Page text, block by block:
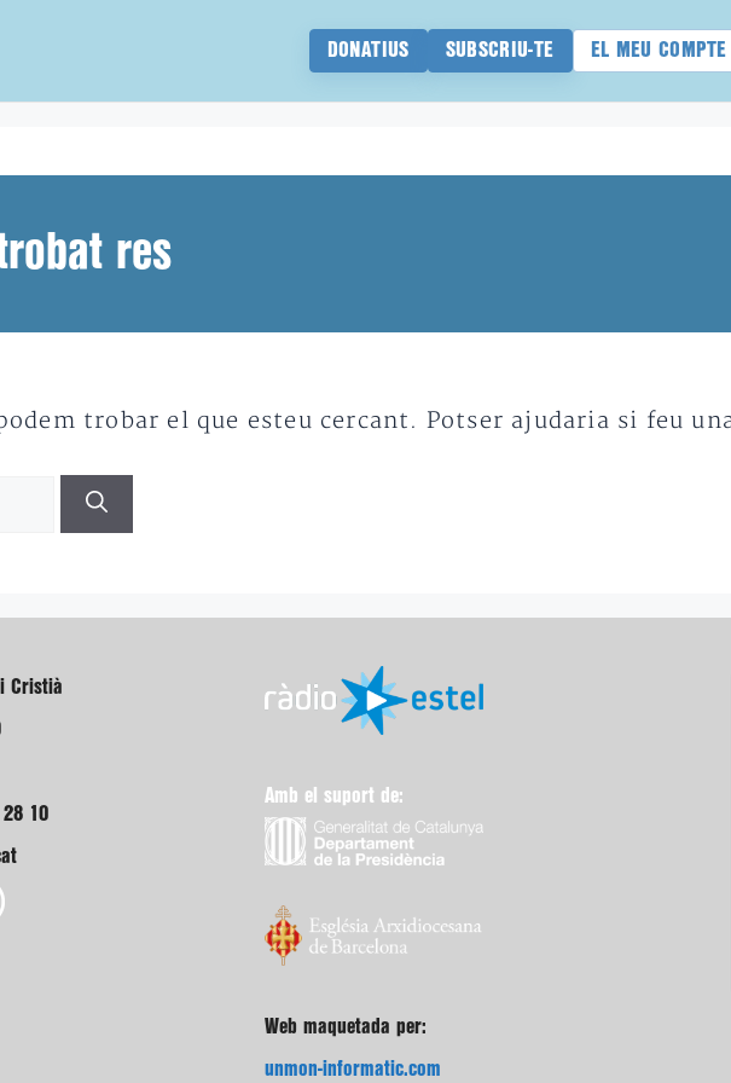
DONATIUS SUBSCRIU-TE EL MEU COMPTE
res
trobar el que esteu cercant. Potser ajudaria si feu
Cristià
10
Amb el suport de:
Web maquetada per:
unmon-informatic.com